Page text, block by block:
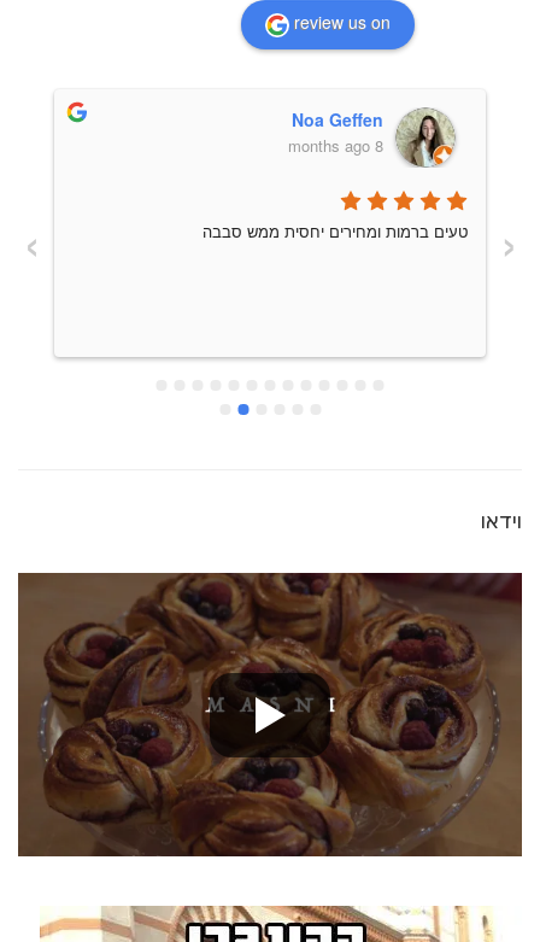
review us on
Noa Geffen
8 months ago
טעים ברמות ומחירים יחסית ממש סבבה ‹
›
וידאו